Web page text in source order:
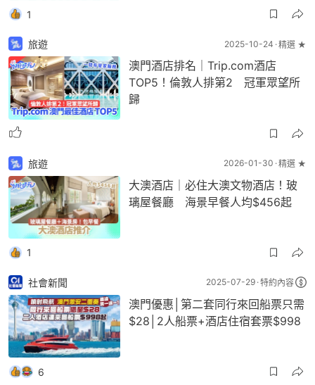
1
旅遊 2025-10-24 精選 ★
澳門酒店排名｜Trip.com酒店
TOP5！倫敦人排第2 冠軍眾望所
歸
旅遊 2026-01-30 精選 ★
大澳酒店｜必住大澳文物酒店！玻
璃屋餐廳 海景早餐人均$456起
1
社會新聞 2025-07-29 特約內容
澳門優惠│第二套同行來回船票只需
$28│2人船票+酒店住宿套票$998
6